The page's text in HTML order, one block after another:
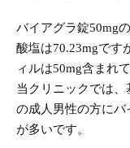
バイアグラ錠50mg
酸塩は70.23mgです
ィルは50mg含まれ
当クリニックでは
の成人男性の方にバ
が多いです。